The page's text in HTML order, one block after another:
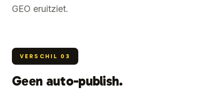
GEO eruitziet.
VERSCHIL 03
Geen auto-publish.